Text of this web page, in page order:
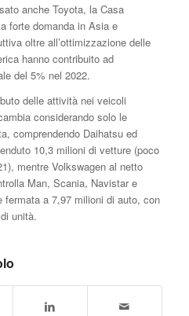
anche Toyota, la Casa
forte domanda in Asia e
oltre all’ottimizzazione delle
hanno contribuito ad
del 5% nel 2022.
delle attività nei veicoli
considerando solo le
comprendendo Daihatsu ed
10,3 milioni di vetture (poco
mentre Volkswagen al netto
Man, Scania, Navistar e
a 7,97 milioni di auto, con
unità.